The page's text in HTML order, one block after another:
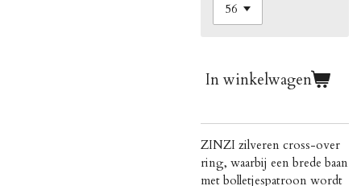
In winkelwagen
ZINZI zilveren cross-over
ring, waarbij een brede baan
met bolletjespatroon wordt